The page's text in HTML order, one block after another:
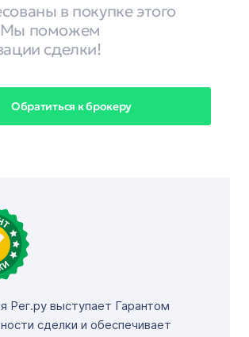
в покупке этого
Мы поможем
сделки!
Обратиться к брокеру
Рег.ру выступает Гарантом
сделки и обеспечивает